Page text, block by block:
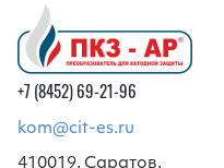
+7 (8452) 69-21-96
kom@cit-es.ru
410019, Саратов,